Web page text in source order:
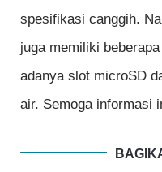
spesifikasi canggih.
juga memiliki
adanya slot microSD
air. Semoga informasi